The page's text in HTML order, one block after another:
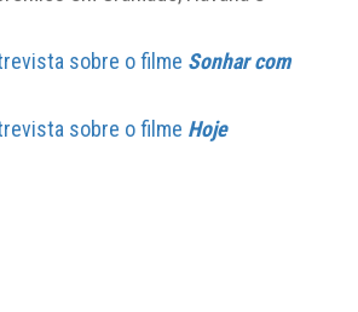
sobre o filme Sonhar com
sobre o filme Hoje